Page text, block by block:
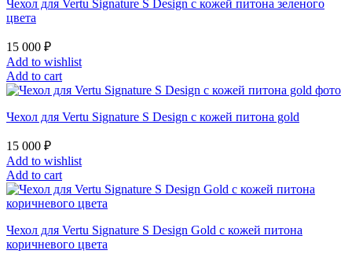
Чехол для Vertu Signature S Design с кожей питона зеленого
цвета
15 000 ₽
Add to wishlist
Add to cart
Чехол для Vertu Signature S Design с кожей питона gold
15 000 ₽
Add to wishlist
Add to cart
Чехол для Vertu Signature S Design Gold с кожей питона
коричневого цвета